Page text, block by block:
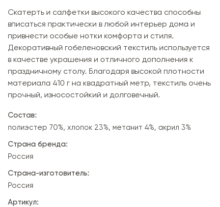
Скатерть и салфетки высокого качества способны
вписаться практически в любой интерьер дома и
привнести особые нотки комфорта и стиля.
Декоративный гобеленовский текстиль используется
в качестве украшения и отличного дополнения к
праздничному столу. Благодаря высокой плотности
материала 410 г на квадратный метр, текстиль очень
прочный, износостойкий и долговечный.
Состав:
полиэстер 70%, хлопок 23%, метанит 4%, акрил 3%
Страна бренда:
Россия
Страна-изготовитель:
Россия
Артикул: